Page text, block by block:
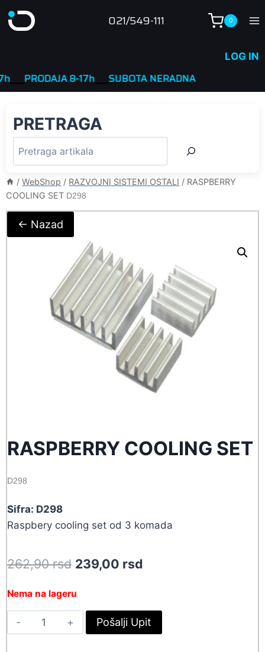
to
021/549-111 0
LOG IN
PRODAJA 8-17h____SUBOTA NERADNA
PRETRAGA
/ WebShop / RAZVOJNI SISTEMI OSTALI / RASPBERRY
COOLING SET D298
← Nazad
RASPBERRY COOLING SET
D298
Sifra: D298
Raspbery cooling set od 3 komada
262,90rsd Original
262,90 rsd.
239,00 rsd
239,00 rsd.
Nema na lageru
RASPBERRY
COOLING
Pošalji Upit